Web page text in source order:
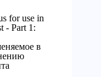
for use in
- Part 1:
в